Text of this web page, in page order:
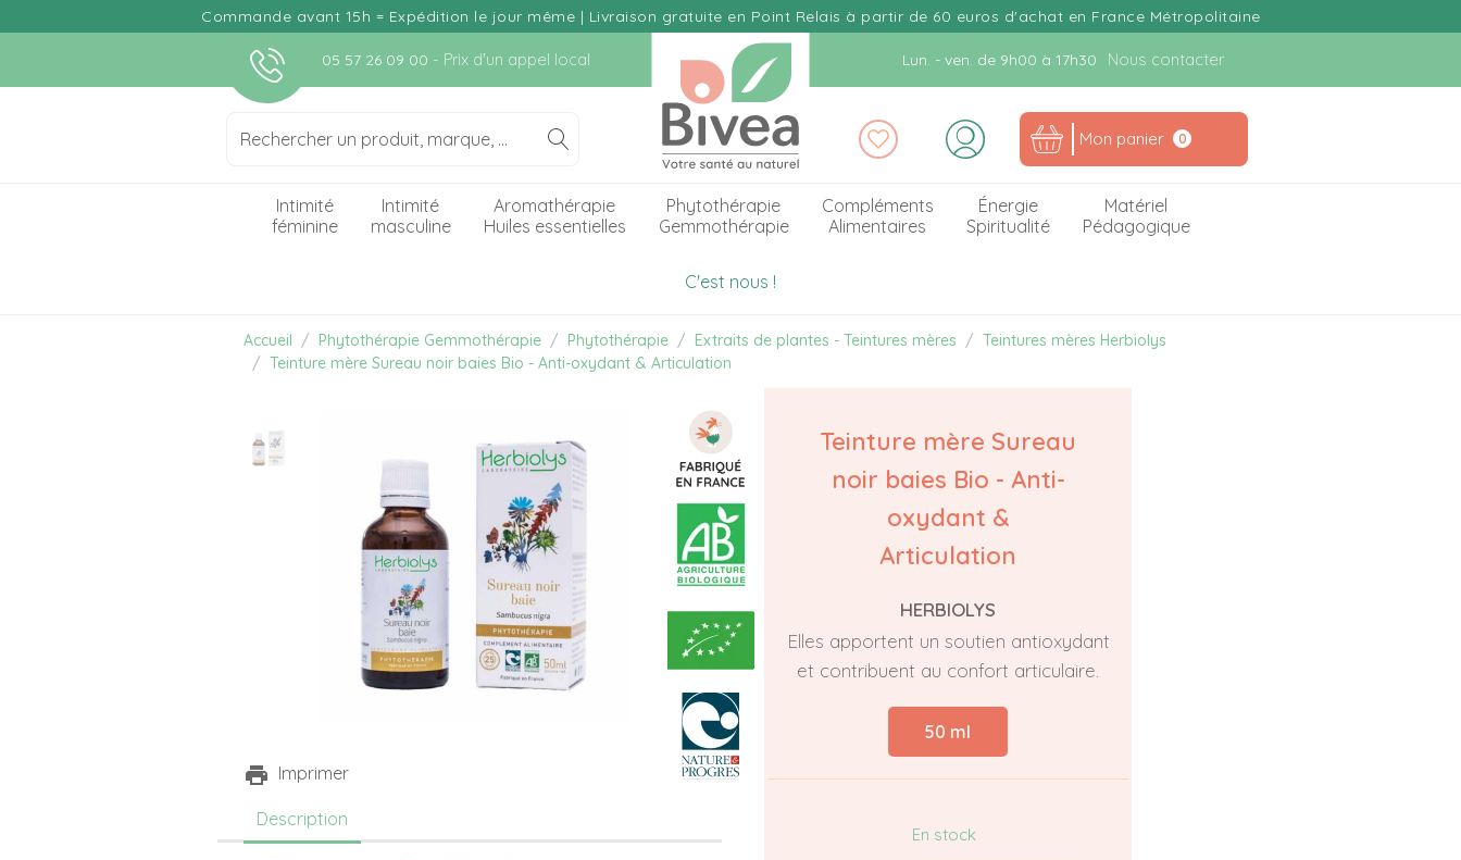
Commande avant 15h = Expédition le jour même | Livraison gratuite en Point Relais à partir de 60 euros d'achat en France Métropolitaine
05 57 26 09 00 - Prix d'un appel local Lun. - ven. de 9h00 à 17h30 Nous contacter
Mon panier 0
Intimité
féminine
Intimité
masculine
Aromathérapie
Huiles essentielles
Phytothérapie
Gemmothérapie
Compléments
Alimentaires
Énergie
Spiritualité
Matériel
Pédagogique
C'est nous !
Accueil Phytothérapie Gemmothérapie Phytothérapie Extraits de plantes - Teintures mères
Teintures mères Herbiolys
Teinture mère Sureau noir baies Bio - Anti-oxydant & Articulation
Imprimer
Teinture mère Sureau
noir baies Bio - Anti-
oxydant &
Articulation
HERBIOLYS
Elles apportent un soutien antioxydant
et contribuent au confort articulaire.
50 ml
En stock
Description